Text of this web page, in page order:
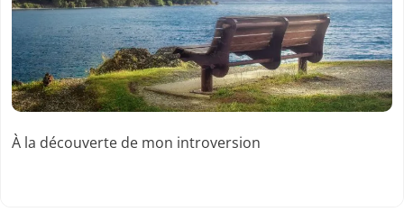
À la découverte de mon introversion